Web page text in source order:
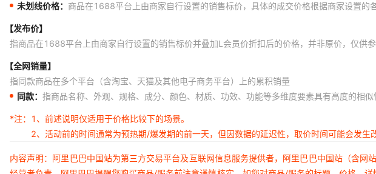
未划线价格： 商品在1688平台上由商家自行设置的销售标价，具体的成交价格根据商家设置的
【发布价】
指商品在1688平台上由商家自行设置的销售标价并叠加L会员价折扣后的价格，并非原价，仅供参
【全网销量】
指同款商品在多个平台（含淘宝、天猫及其他电子商务平台）上的累积销量
同款： 指商品名称、外观、规格、成分、颜色、材质、功效、功能等多维度要素具有高度的相
*注：
1、前述说明仅适用于价格比较下的场景。
2、活动前的时间通常为预热期/爆发期的前一天，但因数据的延迟性，取价时间可能会发生
内容声明：阿里巴巴中国站为第三方交易平台及互联网信息服务提供者，阿里巴巴中国站（含